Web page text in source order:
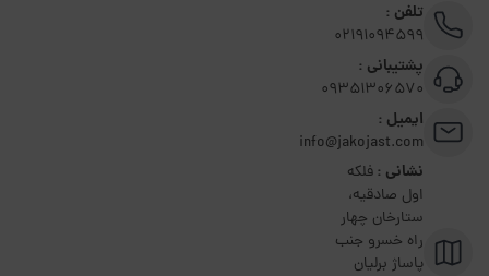
تلفن :
02191094599
پشتیبانی :
09351306570
ایمیل :
info@jakojast.com
نشانی :فلکه
اول صادقیه،
ستارخان چهار
راه خسرو جنب
پاساژ برلیان